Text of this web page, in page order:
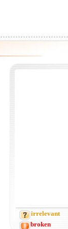
irrelevant
broken